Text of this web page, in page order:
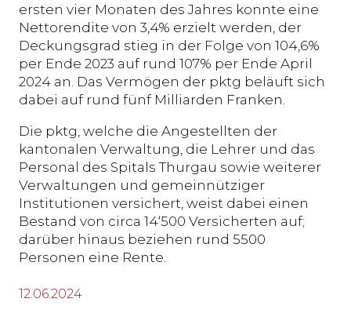
ersten vier Monaten des Jahres konnte eine
Nettorendite von 3,4% erzielt werden, der
Deckungsgrad stieg in der Folge von 104,6%
per Ende 2023 auf rund 107% per Ende April
2024 an. Das Vermögen der pktg beläuft sich
dabei auf rund fünf Milliarden Franken.
Die pktg, welche die Angestellten der
kantonalen Verwaltung, die Lehrer und das
Personal des Spitals Thurgau sowie weiterer
Verwaltungen und gemeinnütziger
Institutionen versichert, weist dabei einen
Bestand von circa 14‘500 Versicherten auf;
darüber hinaus beziehen rund 5500
Personen eine Rente.
12.06.2024